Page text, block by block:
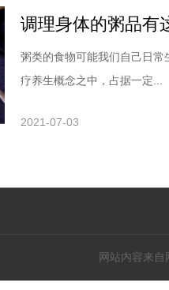
调理身体的粥品有
粥类的食物可能我们自己日
疗养生概念之中，占据一定...
2021-07-03
网站内容来